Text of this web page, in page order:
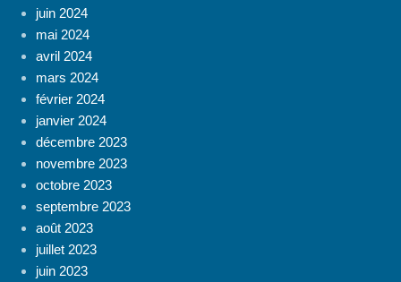
juin 2024
mai 2024
avril 2024
mars 2024
février 2024
janvier 2024
décembre 2023
novembre 2023
octobre 2023
septembre 2023
août 2023
juillet 2023
juin 2023